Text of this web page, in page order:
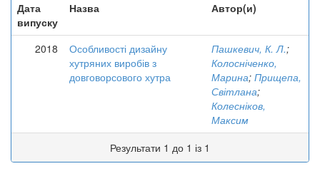
Дата
випуску
Назва Автор(и)
2018
Особливості дизайну
хутряних виробів з
довговорсового хутра
Пашкевич, К. Л.;
Колосніченко,
Марина; Прищепа,
Світлана;
Колесніков,
Максим
Результати 1 до 1 із 1